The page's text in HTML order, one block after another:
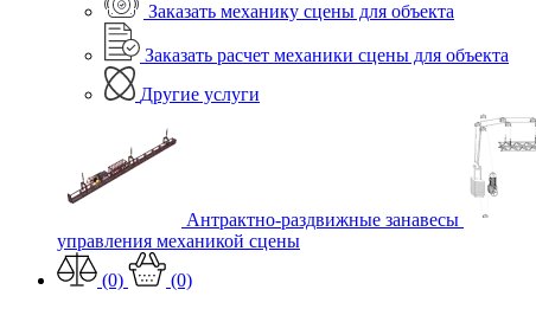
Заказать механику сцены для объекта
Заказать расчет механики сцены для объекта
Другие услуги
Антрактно-раздвижные занавесы
управления механикой сцены
(0)
(0)